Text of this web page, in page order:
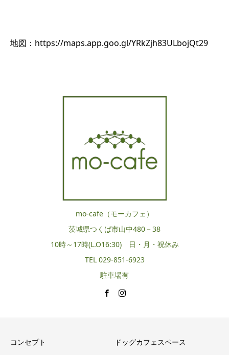
地図：https://maps.app.goo.gl/YRkZjh83ULbojQt29
mo-cafe（モーカフェ）
茨城県つくば市山中480－38
10時～17時(L.O16:30) 日・月・祝休み
TEL 029-851-6923
駐車場有
コンセプト ドッグカフェスペース